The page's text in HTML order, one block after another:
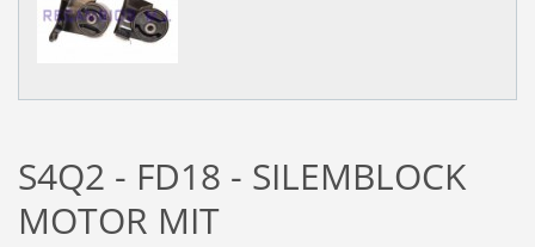
S4Q2 - FD18 - SILEMBLOCK
MOTOR MIT